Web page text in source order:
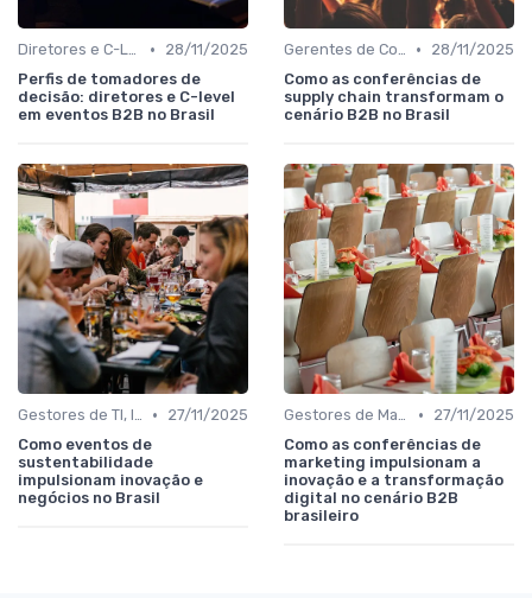
Diretores e C-Level (CEO, COO, CFO) •
28/11/2025
Perfis de tomadores de
decisão: diretores e C-level
em eventos B2B no Brasil
Gerentes de Compras, Suprimentos e Supply Chain •
28/11/2025
Como as conferências de
supply chain transformam o
cenário B2B no Brasil
Gestores de TI, Inovação e Transformação Digital •
27/11/2025
Como eventos de
sustentabilidade
impulsionam inovação e
negócios no Brasil
Gestores de Marketing, Vendas e Growth •
27/11/2025
Como as conferências de
marketing impulsionam a
inovação e a transformação
digital no cenário B2B
brasileiro